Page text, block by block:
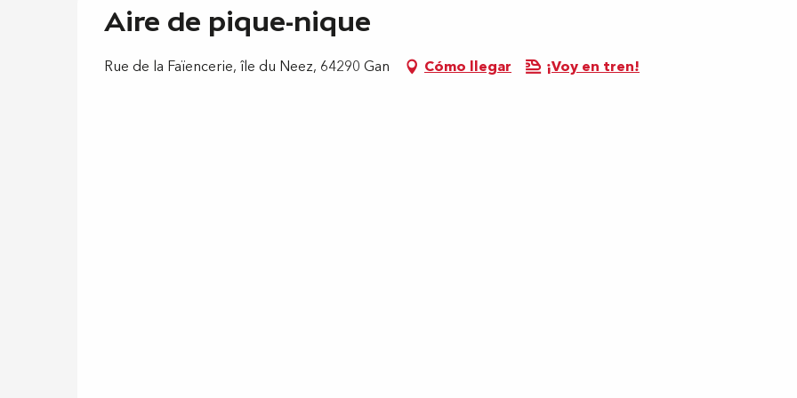
Aire de pique-nique
Rue de la Faïencerie, île du Neez, 64290 Gan Cómo llegar ¡Voy en tren!